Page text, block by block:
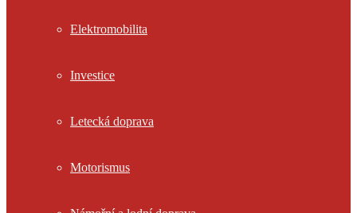
Elektromobilita
Investice
Letecká doprava
Motorismus